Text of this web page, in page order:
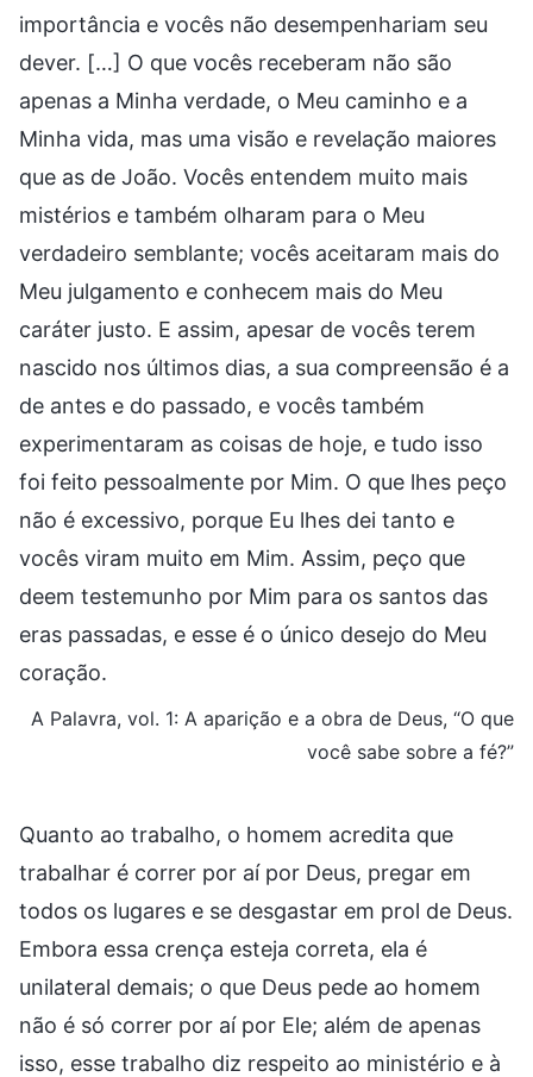
importância e vocês não desempenhariam seu
dever. […] O que vocês receberam não são
apenas a Minha verdade, o Meu caminho e a
Minha vida, mas uma visão e revelação maiores
que as de João. Vocês entendem muito mais
mistérios e também olharam para o Meu
verdadeiro semblante; vocês aceitaram mais do
Meu julgamento e conhecem mais do Meu
caráter justo. E assim, apesar de vocês terem
nascido nos últimos dias, a sua compreensão é a
de antes e do passado, e vocês também
experimentaram as coisas de hoje, e tudo isso
foi feito pessoalmente por Mim. O que lhes peço
não é excessivo, porque Eu lhes dei tanto e
vocês viram muito em Mim. Assim, peço que
deem testemunho por Mim para os santos das
eras passadas, e esse é o único desejo do Meu
coração.
A Palavra, vol. 1: A aparição e a obra de Deus, “O que
você sabe sobre a fé?”
Quanto ao trabalho, o homem acredita que
trabalhar é correr por aí por Deus, pregar em
todos os lugares e se desgastar em prol de Deus.
Embora essa crença esteja correta, ela é
unilateral demais; o que Deus pede ao homem
não é só correr por aí por Ele; além de apenas
isso, esse trabalho diz respeito ao ministério e à